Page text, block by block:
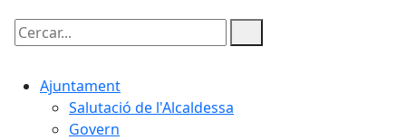
Cercar:
Ajuntament
Salutació de l'Alcaldessa
Govern